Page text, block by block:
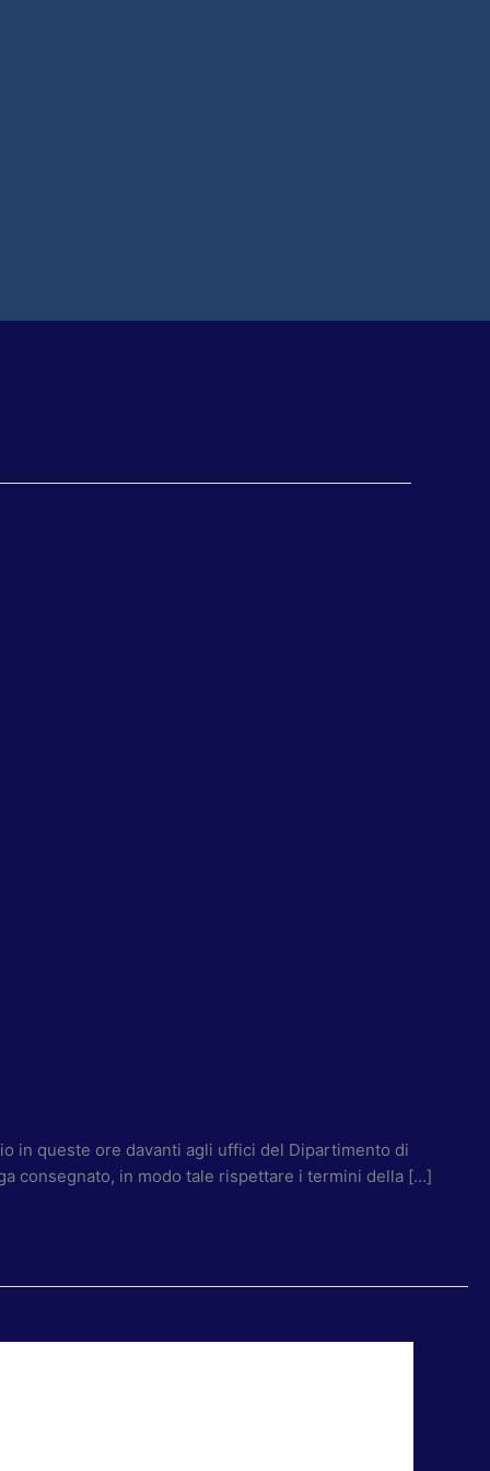
in queste ore davanti agli uffici del Dipartimento di
consegnato, in modo tale rispettare i termini della […]